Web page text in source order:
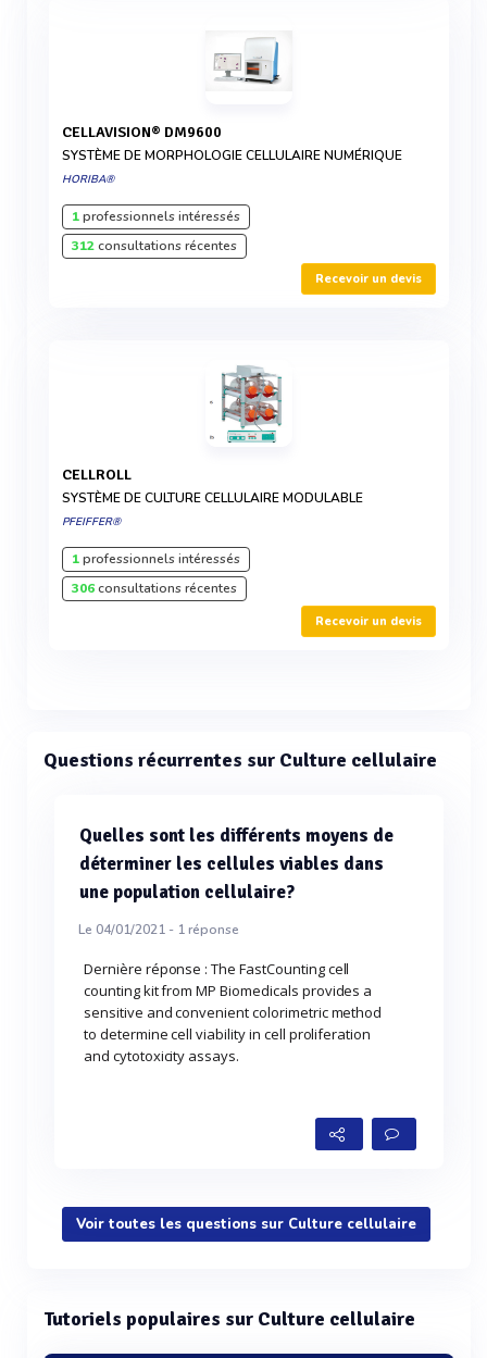
CELLAVISION® DM9600
SYSTÈME DE MORPHOLOGIE CELLULAIRE NUMÉRIQUE
HORIBA®
1professionnels intéressés
312consultations récentes
Recevoir un devis
CELLROLL
SYSTÈME DE CULTURE CELLULAIRE MODULABLE
PFEIFFER®
1professionnels intéressés
306consultations récentes
Recevoir un devis
Questions récurrentes sur Culture cellulaire
Quelles sont les différents moyens de
déterminer les cellules viables dans
une population cellulaire?
Le 04/01/2021 - 1réponse
Dernière réponse : The FastCounting cell
counting kit from MP Biomedicals provides a
sensitive and convenient colorimetric method
to determine cell viability in cell proliferation
and cytotoxicity assays.
Voir toutes les questions sur Culture cellulaire
Tutoriels populaires sur Culture cellulaire